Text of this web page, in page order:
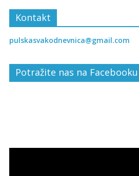
Kontakt
pulskasvakodnevnica@gmail.com
Potražite nas na Facebooku